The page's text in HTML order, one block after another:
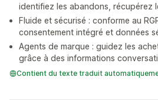
identifiez les abandons, récupérez
Fluide et sécurisé : conforme au
consentement intégré et données
Agents de marque : guidez les
grâce à des informations
Contient du texte traduit